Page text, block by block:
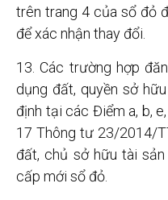
trên trang 4 của sổ đỏ
để xác nhận thay đổi.
13. Các trường hợp
dụng đất, quyền sở
định tại các Điểm a, b,
17 Thông tư 23/2014/
đất, chủ sở hữu tài
cấp mới sổ đỏ.